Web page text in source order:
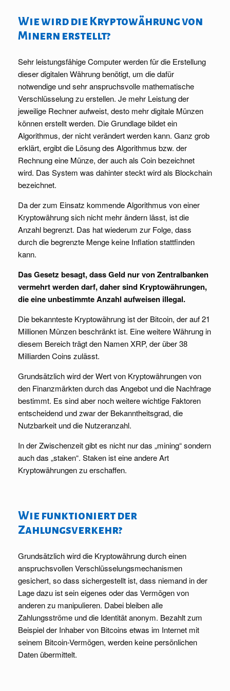
Wie wird die Kryptowährung von
Minern erstellt?
Sehr leistungsfähige Computer werden für die Erstellung
dieser digitalen Währung benötigt, um die dafür
notwendige und sehr anspruchsvolle mathematische
Verschlüsselung zu erstellen. Je mehr Leistung der
jeweilige Rechner aufweist, desto mehr digitale Münzen
können erstellt werden. Die Grundlage bildet ein
Algorithmus, der nicht verändert werden kann. Ganz grob
erklärt, ergibt die Lösung des Algorithmus bzw. der
Rechnung eine Münze, der auch als Coin bezeichnet
wird. Das System was dahinter steckt wird als Blockchain
bezeichnet.
Da der zum Einsatz kommende Algorithmus von einer
Kryptowährung sich nicht mehr ändern lässt, ist die
Anzahl begrenzt. Das hat wiederum zur Folge, dass
durch die begrenzte Menge keine Inflation stattfinden
kann.
Das Gesetz besagt, dass Geld nur von Zentralbanken
vermehrt werden darf, daher sind Kryptowährungen,
die eine unbestimmte Anzahl aufweisen illegal.
Die bekannteste Kryptowährung ist der Bitcoin, der auf 21
Millionen Münzen beschränkt ist. Eine weitere Währung in
diesem Bereich trägt den Namen XRP, der über 38
Milliarden Coins zulässt.
Grundsätzlich wird der Wert von Kryptowährungen von
den Finanzmärkten durch das Angebot und die Nachfrage
bestimmt. Es sind aber noch weitere wichtige Faktoren
entscheidend und zwar der Bekanntheitsgrad, die
Nutzbarkeit und die Nutzeranzahl.
In der Zwischenzeit gibt es nicht nur das „mining“ sondern
auch das „staken“. Staken ist eine andere Art
Kryptowährungen zu erschaffen.
Wie funktioniert der
Zahlungsverkehr?
Grundsätzlich wird die Kryptowährung durch einen
anspruchsvollen Verschlüsselungsmechanismen
gesichert, so dass sichergestellt ist, dass niemand in der
Lage dazu ist sein eigenes oder das Vermögen von
anderen zu manipulieren. Dabei bleiben alle
Zahlungsströme und die Identität anonym. Bezahlt zum
Beispiel der Inhaber von Bitcoins etwas im Internet mit
seinem Bitcoin-Vermögen, werden keine persönlichen
Daten übermittelt.